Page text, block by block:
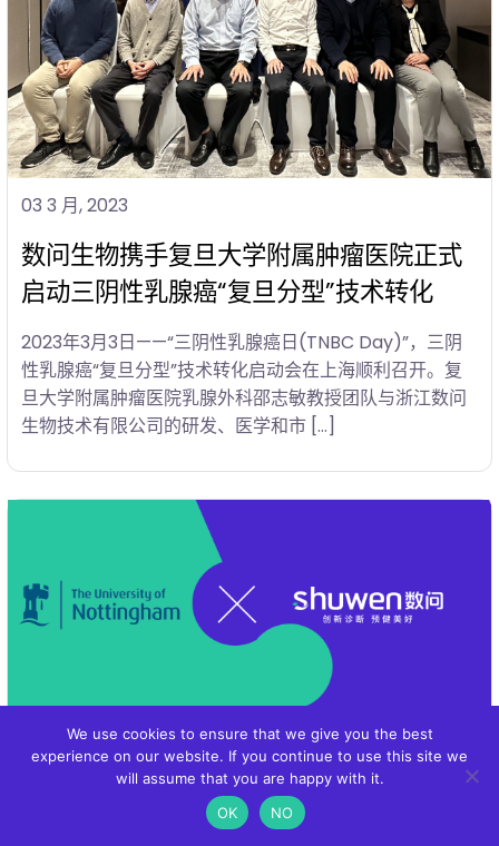
03 3 月, 2023
数问生物携手复旦大学附属肿瘤医院正式
启动三阴性乳腺癌“复旦分型”技术转化
2023年3月3日——“三阴性乳腺癌日(TNBC Day)”，三阴
性乳腺癌“复旦分型”技术转化启动会在上海顺利召开。复
旦大学附属肿瘤医院乳腺外科邵志敏教授团队与浙江数问
生物技术有限公司的研发、医学和市 […]
30 12 月, 2022
数问生物与英国诺丁汉大学医院签署合作
We use cookies to ensure that we give you the best
experience on our website. If you continue to use this site we
will assume that you are happy with it.
OK
NO